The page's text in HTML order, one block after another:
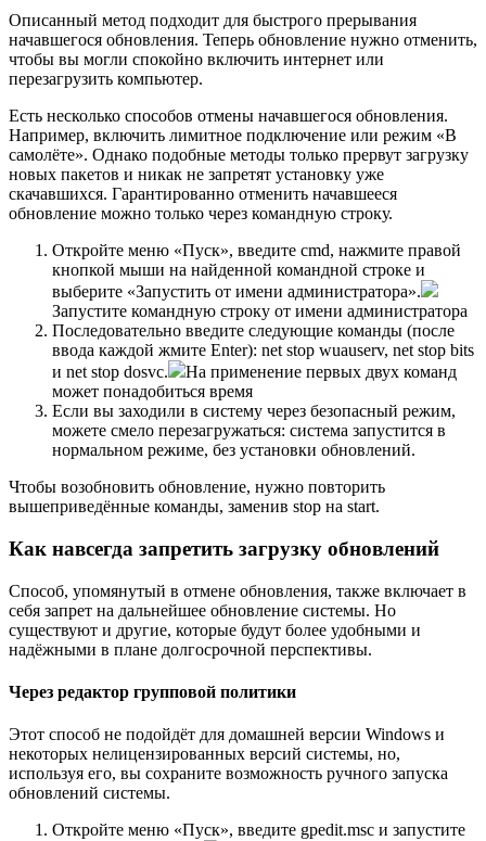
Описанный метод подходит для быстрого прерывания
начавшегося обновления. Теперь обновление нужно отменить,
чтобы вы могли спокойно включить интернет или
перезагрузить компьютер.
Есть несколько способов отмены начавшегося обновления.
Например, включить лимитное подключение или режим «В
самолёте». Однако подобные методы только прервут загрузку
новых пакетов и никак не запретят установку уже
скачавшихся. Гарантированно отменить начавшееся
обновление можно только через командную строку.
Откройте меню «Пуск», введите cmd, нажмите правой
кнопкой мыши на найденной командной строке и
выберите «Запустить от имени администратора».
Запустите командную строку от имени администратора
Последовательно введите следующие команды (после
ввода каждой жмите Enter): net stop wuauserv, net stop bits
и net stop dosvc.
На применение первых двух команд
может понадобиться время
Если вы заходили в систему через безопасный режим,
можете смело перезагружаться: система запустится в
нормальном режиме, без установки обновлений.
Чтобы возобновить обновление, нужно повторить
вышеприведённые команды, заменив stop на start.
Как навсегда запретить загрузку обновлений
Способ, упомянутый в отмене обновления, также включает в
себя запрет на дальнейшее обновление системы. Но
существуют и другие, которые будут более удобными и
надёжными в плане долгосрочной перспективы.
Через редактор групповой политики
Этот способ не подойдёт для домашней версии Windows и
некоторых нелицензированных версий системы, но,
используя его, вы сохраните возможность ручного запуска
обновлений системы.
Откройте меню «Пуск», введите gpedit.msc и запустите